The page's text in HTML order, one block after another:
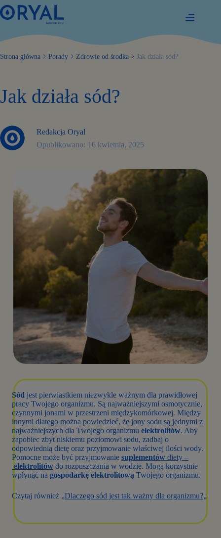
Przejdź
do
treści
Strona główna Porady Zdrowie od środka Jak działa sód?
Jak działa sód?
Redakcja Oryal
16 kwietnia, 2025
Sód jest pierwiastkiem niezwykle ważnym dla prawidłowej
pracy Twojego organizmu. Są najważniejszymi osmotycznie,
czynnymi jonami w przestrzeni międzykomórkowej. Między
innymi dlatego można powiedzieć, że jony sodu są jednymi z
najważniejszych dla Twojego organizmu elektrolitów. Aby
zapobiec zbyt niskiemu poziomowi sodu, zadbaj o
odpowiednią dietę oraz przyjmowanie właściwej ilości wody.
Pomocne może być przyjmowanie suplementów diety –
elektrolitów do rozpuszczania w wodzie. Mogą korzystnie
wpłynąć na gospodarkę elektrolitową Twojego organizmu.
Czytaj również „Dlaczego sód jest tak ważny dla organizmu?„